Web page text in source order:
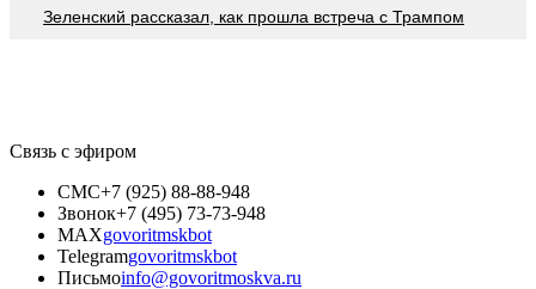
Зеленский рассказал, как прошла встреча с Трампом
Связь с эфиром
СМС+7 (925) 88-88-948
Звонок+7 (495) 73-73-948
MAXgovoritmskbot
Telegramgovoritmskbot
Письмоinfo@govoritmoskva.ru